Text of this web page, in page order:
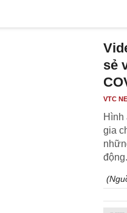
sẻ
VTC
Hình
gia
động.